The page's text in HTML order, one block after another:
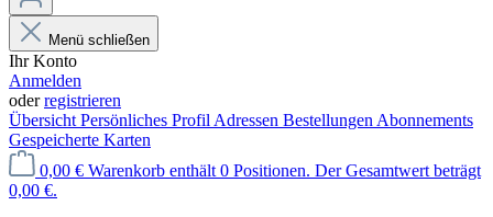
Menü schließen
Ihr Konto
Anmelden
oderregistrieren
Übersicht Persönliches Profil Adressen Bestellungen Abonnements
Gespeicherte Karten
0,00 € Warenkorb enthält 0 Positionen. Der Gesamtwert beträgt
0,00 €.